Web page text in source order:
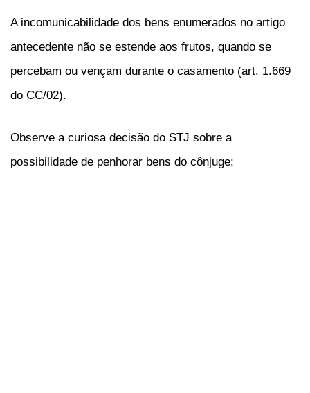
A incomunicabilidade dos bens enumerados no artigo
antecedente não se estende aos frutos, quando se
percebam ou vençam durante o casamento (art. 1.669
do CC/02).
Observe a curiosa decisão do STJ sobre a
possibilidade de penhorar bens do cônjuge: